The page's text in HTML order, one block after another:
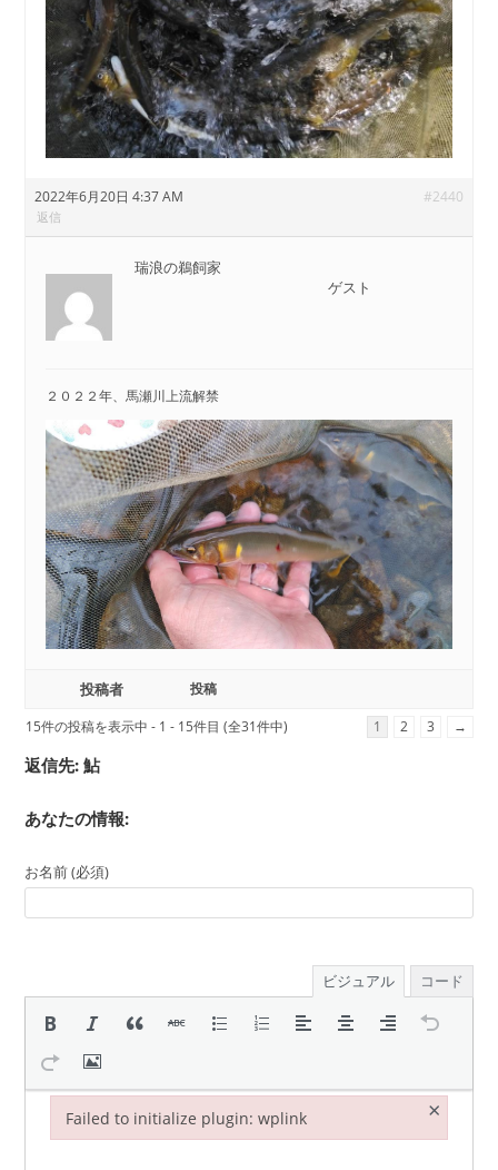
2022年6月20日 4:37 AM #2440
返信
瑞浪の鵜飼家
ゲスト
２０２２年、馬瀬川上流解禁
投稿者
投稿
15件の投稿を表示中 - 1 - 15件目 (全31件中)
1 2 3 →
返信先: 鮎
あなたの情報:
お名前 (必須)
ビジュアル コード
Failed to initialize plugin: wplink ×
Failed to initialize plugin: wplink